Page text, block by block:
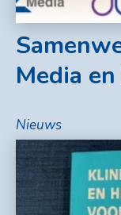
Media
Nieuws